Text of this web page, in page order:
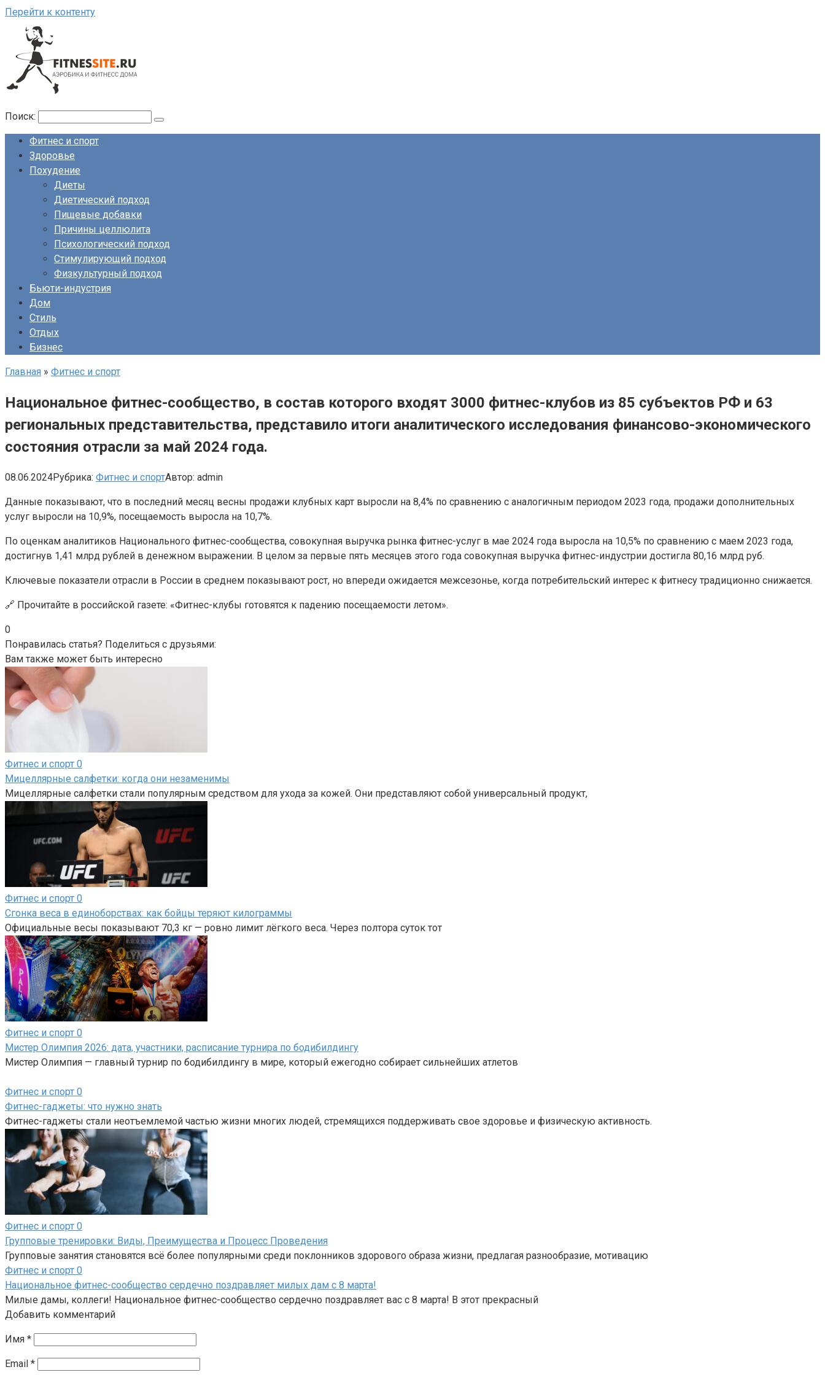
Перейти к контенту
Поиск:
Фитнес и спорт
Здоровье
Похудение
Диеты
Диетический подход
Пищевые добавки
Причины целлюлита
Психологический подход
Стимулирующий подход
Физкультурный подход
Бьюти-индустрия
Дом
Стиль
Отдых
Бизнес
Главная » Фитнес и спорт
Национальное фитнес-сообщество, в состав которого входят 3000 фитнес-клубов из 85 субъектов РФ и 63
региональных представительства, представило итоги аналитического исследования финансово-экономического
состояния отрасли за май 2024 года.
08.06.2024Рубрика: Фитнес и спортАвтор: admin
Данные показывают, что в последний месяц весны продажи клубных карт выросли на 8,4% по сравнению с аналогичным периодом 2023 года, продажи дополнительных
услуг выросли на 10,9%, посещаемость выросла на 10,7%.
По оценкам аналитиков Национального фитнес-сообщества, совокупная выручка рынка фитнес-услуг в мае 2024 года выросла на 10,5% по сравнению с маем 2023 года,
достигнув 1,41 млрд рублей в денежном выражении. В целом за первые пять месяцев этого года совокупная выручка фитнес-индустрии достигла 80,16 млрд руб.
Ключевые показатели отрасли в России в среднем показывают рост, но впереди ожидается межсезонье, когда потребительский интерес к фитнесу традиционно снижается.
🔗 Прочитайте в российской газете: «Фитнес-клубы готовятся к падению посещаемости летом».
0
Понравилась статья? Поделиться с друзьями:
Вам также может быть интересно
Фитнес и спорт 0
Мицеллярные салфетки: когда они незаменимы
Мицеллярные салфетки стали популярным средством для ухода за кожей. Они представляют собой универсальный продукт,
Фитнес и спорт 0
Сгонка веса в единоборствах: как бойцы теряют килограммы
Официальные весы показывают 70,3 кг — ровно лимит лёгкого веса. Через полтора суток тот
Фитнес и спорт 0
Мистер Олимпия 2026: дата, участники, расписание турнира по бодибилдингу
Мистер Олимпия — главный турнир по бодибилдингу в мире, который ежегодно собирает сильнейших атлетов
Фитнес и спорт 0
Фитнес-гаджеты: что нужно знать
Фитнес-гаджеты стали неотъемлемой частью жизни многих людей, стремящихся поддерживать свое здоровье и физическую активность.
Фитнес и спорт 0
Групповые тренировки: Виды, Преимущества и Процесс Проведения
Групповые занятия становятся всё более популярными среди поклонников здорового образа жизни, предлагая разнообразие, мотивацию
Фитнес и спорт 0
Национальное фитнес-сообщество сердечно поздравляет милых дам с 8 марта!
Милые дамы, коллеги! Национальное фитнес-сообщество сердечно поздравляет вас с 8 марта! В этот прекрасный
Добавить комментарий
Имя *
Email *